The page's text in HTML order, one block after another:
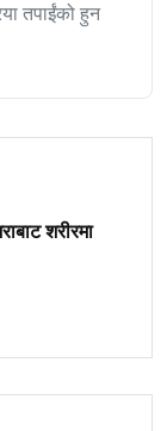
तपाईंको हुन
शरीरमा